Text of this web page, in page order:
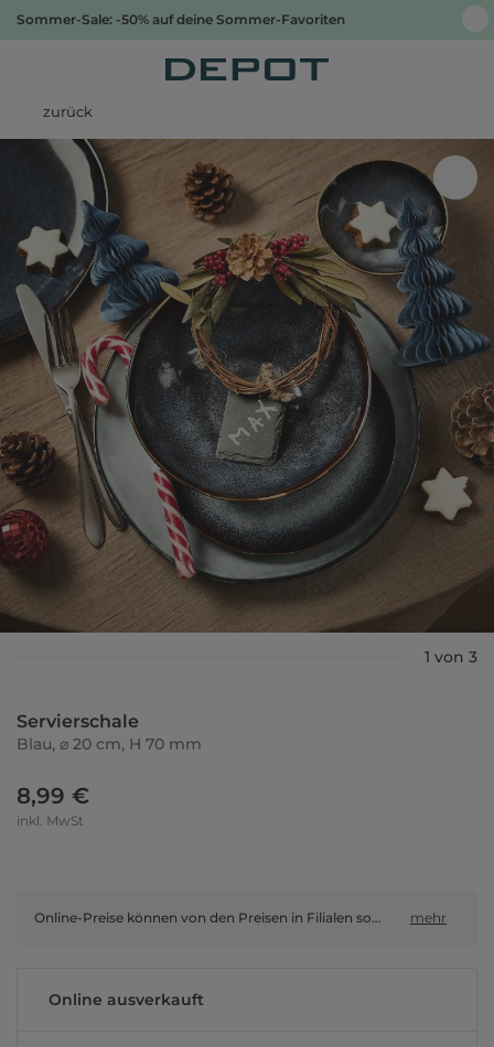
Sommer-Sale: -50% auf deine Sommer-Favoriten
zurück
1 von 3
Servierschale
Blau, ⌀ 20 cm, H 70 mm
8,99 €
inkl. MwSt
Online-Preise können von den Preisen in Filialen sowie Shop-in-Shop-Flächen abweichen. mehr
Online ausverkauft